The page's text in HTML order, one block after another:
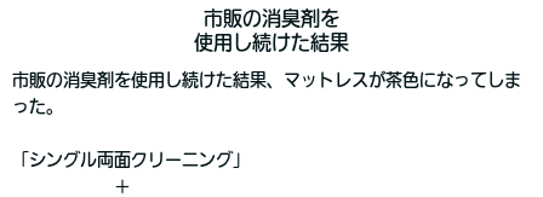
市販の消臭剤を
使用し続けた結果
市販の消臭剤を使用し続けた結果、マットレスが茶色になってしま
った。
「シングル両面クリーニング」
＋